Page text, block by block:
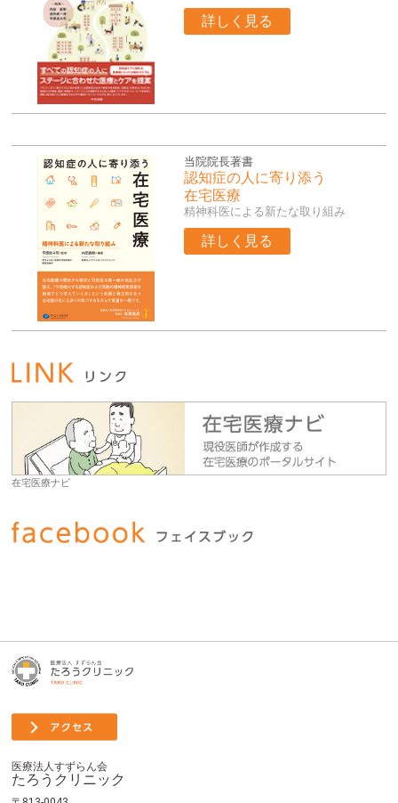
詳しく見る
当院院長著書
認知症の人に寄り添う
在宅医療
精神科医による新たな取り組み
詳しく見る
在宅医療ナビ
医療法人すずらん会
たろうクリニック